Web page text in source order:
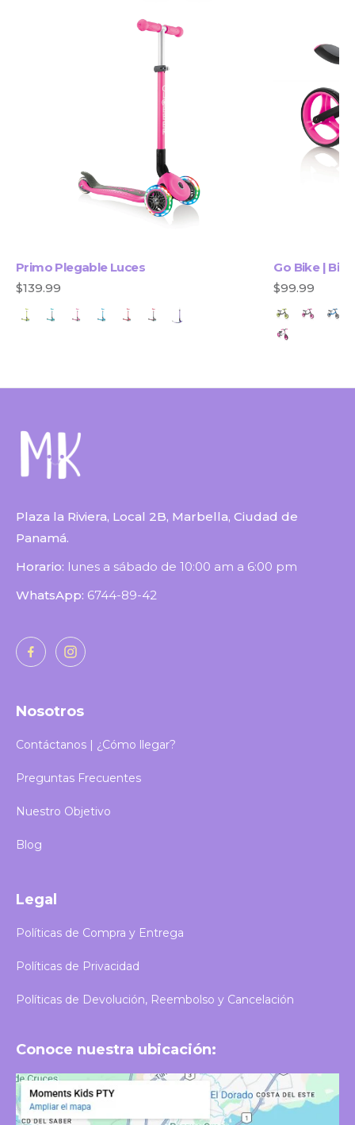
Primo Plegable Luces
$139.99
Go Bike |
$99.99
Plaza la Riviera, Local 2B, Marbella, Ciudad de
Panamá.
Horario: lunes a sábado de 10:00 am a 6:00 pm
WhatsApp: 6744-89-42
Nosotros
Contáctanos | ¿Cómo llegar?
Preguntas Frecuentes
Nuestro Objetivo
Blog
Legal
Políticas de Compra y Entrega
Políticas de Privacidad
Políticas de Devolución, Reembolso y Cancelación
Conoce nuestra ubicación: